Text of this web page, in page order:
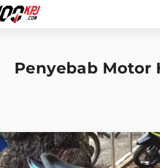
Penyebab Motor